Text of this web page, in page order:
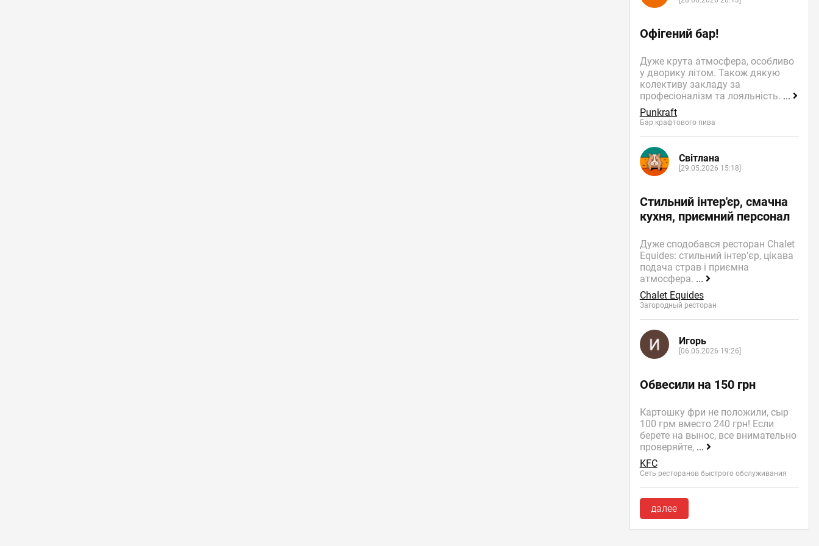
Офігений бар!
Дуже крута атмосфера, особливо
у дворику літом. Також дякую
колективу закладу за
професіоналізм та лояльність. ...
Punkraft
Бар крафтового пива
Світлана
[29.05.2026 15:18]
Стильний інтер'єр, смачна
кухня, приємний персонал
Дуже сподобався ресторан Chalet
Equides: стильний інтер’єр, цікава
подача страв і приємна
атмосфера. ...
Chalet Equides
Загородный ресторан
Игорь
[06.05.2026 19:26]
Обвесили на 150 грн
Картошку фри не положили, сыр
100 грм вместо 240 грн! Если
берете на вынос, все внимательно
проверяйте, ...
KFC
Сеть ресторанов быстрого обслуживания
далее